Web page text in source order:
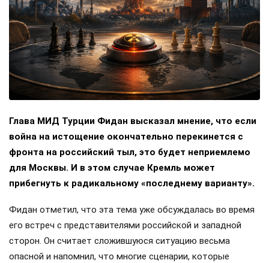
Глава МИД Турции Фидан высказал мнение, что если
война на истощение окончательно перекинется с
фронта на российский тыл, это будет неприемлемо
для Москвы. И в этом случае Кремль может
прибегнуть к радикальному «последнему варианту».
Фидан отметил, что эта тема уже обсуждалась во время
его встреч с представителями российской и западной
сторон. Он считает сложившуюся ситуацию весьма
опасной и напомнил, что многие сценарии, которые